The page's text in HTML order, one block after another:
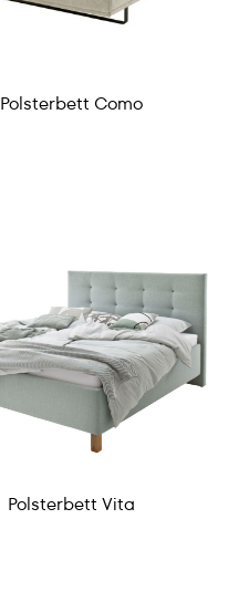
Polsterbett Como
Polsterbett Vita